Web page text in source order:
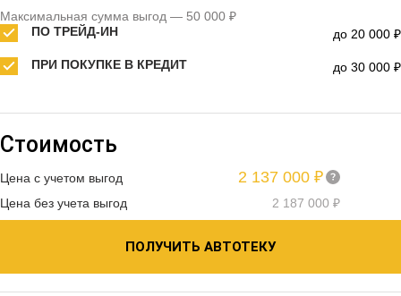
Максимальная сумма выгод — 50 000 ₽
ПО ТРЕЙД-ИН
до 20 000 ₽
ПРИ ПОКУПКЕ В КРЕДИТ до 30 000 ₽
Стоимость
Цена с учетом выгод 2 137 000 ₽
Цена без учета выгод 2 187 000 ₽
ПОЛУЧИТЬ АВТОТЕКУ